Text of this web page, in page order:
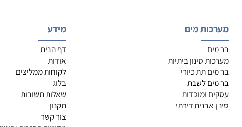
מים
דף הבית